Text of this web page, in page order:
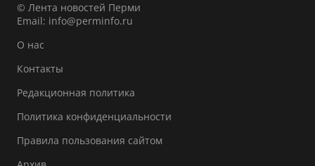
© Лента новостей Перми
Email: info@perminfo.ru
О нас
Контакты
Редакционная политика
Политика конфиденциальности
Правила пользования сайтом